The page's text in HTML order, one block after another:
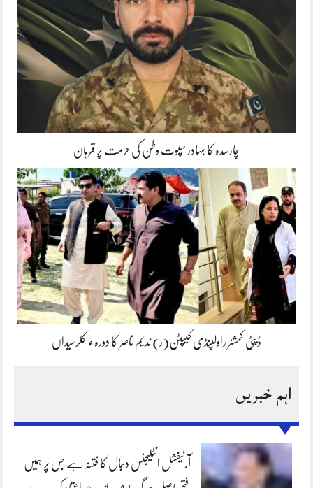
چارسدہ کا بہادر سپوت وطن کی حرمت پر قربان
ڈپٹی کمشنر راولپنڈی کیپٹن(ر) ندیم ناصر کا دورہء کلرسیداں
اہم خبریں
آرٹیفشل انٹلیجنس دجال کا فتنہ ہے جس پر ہمیں